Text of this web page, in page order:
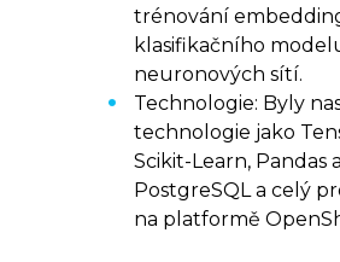
trénování
klasifikačního
neuronových sítí.
Technologie: Byly
technologie jako
Scikit-Learn, Pandas a
PostgreSQL a celý
na platformě